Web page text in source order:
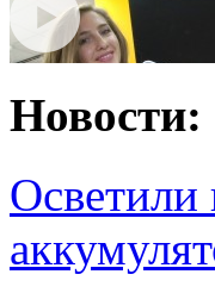
Новости:
Осветили